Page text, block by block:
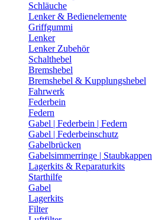
Schläuche
Lenker & Bedienelemente
Griffgummi
Lenker
Lenker Zubehör
Schalthebel
Bremshebel
Bremshebel & Kupplungshebel
Fahrwerk
Federbein
Federn
Gabel | Federbein | Federn
Gabel | Federbeinschutz
Gabelbrücken
Gabelsimmerringe | Staubkappen
Lagerkits & Reparaturkits
Starthilfe
Gabel
Lagerkits
Filter